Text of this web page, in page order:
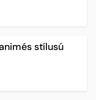
stílusú